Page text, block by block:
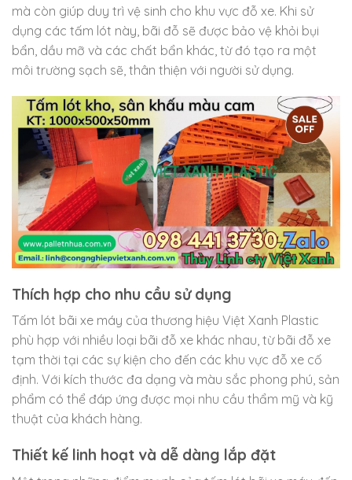
mà còn giúp duy trì vệ sinh cho khu vực đỗ xe. Khi sử
dụng các tấm lót này, bãi đỗ sẽ được bảo vệ khỏi bụi
bẩn, dầu mỡ và các chất bẩn khác, từ đó tạo ra một
môi trường sạch sẽ, thân thiện với người sử dụng.
Thích hợp cho nhu cầu sử dụng
Tấm lót bãi xe máy của thương hiệu Việt Xanh Plastic
phù hợp với nhiều loại bãi đỗ xe khác nhau, từ bãi đỗ xe
tạm thời tại các sự kiện cho đến các khu vực đỗ xe cố
định. Với kích thước đa dạng và màu sắc phong phú, sản
phẩm có thể đáp ứng được mọi nhu cầu thẩm mỹ và kỹ
thuật của khách hàng.
Thiết kế linh hoạt và dễ dàng lắp đặt